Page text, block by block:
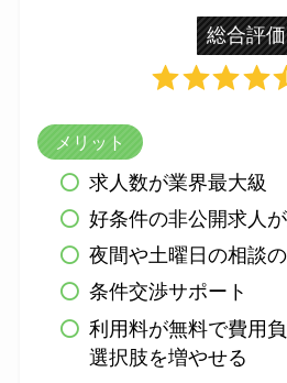
総合評価
メリット
求人数が業界最大級
好条件の非公開求人
夜間や土曜日の相談
条件交渉サポート
利用料が無料で費用
選択肢を増やせる